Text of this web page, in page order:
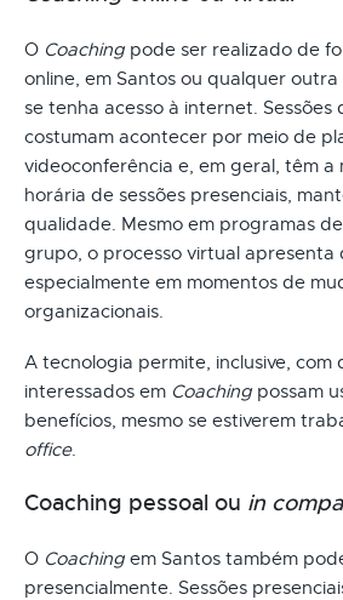
O Coaching pode ser realizado de
online, em Santos ou qualquer
se tenha acesso à internet. Sessões
costumam acontecer por meio de
videoconferência e, em geral, têm a
horária de sessões presenciais,
qualidade. Mesmo em programas de
grupo, o processo virtual apresenta
especialmente em momentos de
organizacionais.
A tecnologia permite, inclusive, com
interessados em Coaching possam
benefícios, mesmo se estiverem
office.
Coaching pessoal ou in
O Coaching em Santos também
presencialmente. Sessões